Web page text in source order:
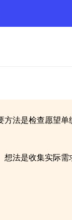
法是检查愿望单
法是收集实际